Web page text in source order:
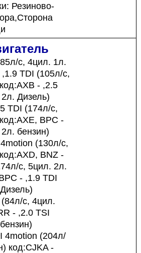
Резиново-
с, 4цил. 1л.
TDI (105л/с,
- ,2.5
Дизель)
TDI (174л/с,
BPC -
бензин)
(130л/с,
BNZ -
с, 5цил. 2л.
- ,1.9 TDI
с, 4цил.
- ,2.0 TSI
4motion (204л/
код:CJKA -